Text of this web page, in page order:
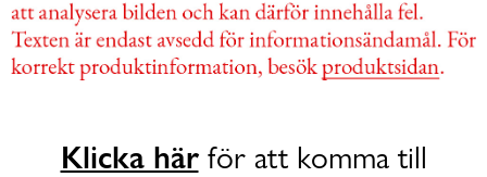
Klicka härför att komma till